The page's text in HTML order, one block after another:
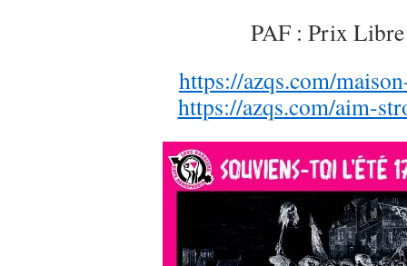
PAF : Prix Libre
https://azqs.com/
https://azqs.com/aim-